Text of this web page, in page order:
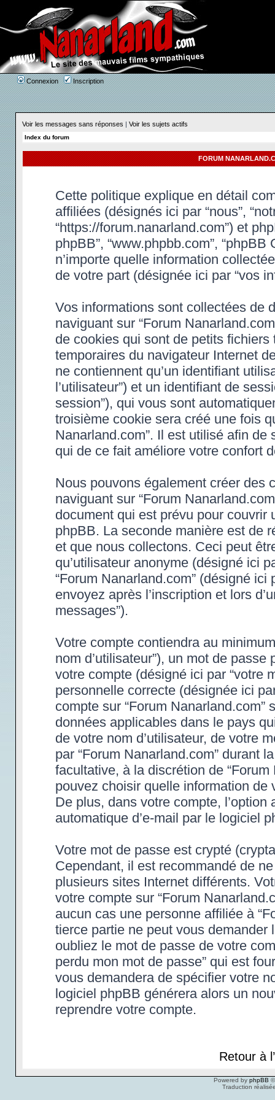
Connexion Inscription
Voir les messages sans réponses | Voir les sujets actifs
Index du forum
FORUM
Cette politique explique en détail
affiliées (désignés ici par “nous”,
“https://forum.nanarland.com”) et
phpBB”, “www.phpbb.com”,
n’importe quelle information
de votre part (désignée ici par “vos
Vos informations sont collectées de
naviguant sur “Forum
de cookies qui sont de petits
temporaires du navigateur Internet
ne contiennent qu’un identifiant
l’utilisateur”) et un identifiant de
session”), qui vous sont
troisième cookie sera créé une fois
Nanarland.com”. Il est utilisé afin
qui de ce fait améliore votre confort
Nous pouvons également créer des
naviguant sur “Forum
document qui est prévu pour
phpBB. La seconde manière est de
et que nous collectons. Ceci peut
qu’utilisateur anonyme (désigné ici
“Forum Nanarland.com” (désigné
envoyez après l’inscription et lors
messages”).
Votre compte contiendra au
nom d’utilisateur”), un mot de
votre compte (désigné ici par “votre
personnelle correcte (désignée ici
compte sur “Forum
données applicables dans le pays
de votre nom d’utilisateur, de votre
par “Forum Nanarland.com” durant
facultative, à la discrétion de
pouvez choisir quelle information
De plus, dans votre compte, l’option
automatique d’e-mail par le logiciel
Votre mot de passe est crypté
Cependant, il est recommandé de
plusieurs sites Internet différents.
votre compte sur “Forum
aucun cas une personne affiliée à
tierce partie ne peut vous
oubliez le mot de passe de votre
perdu mon mot de passe” qui est
vous demandera de spécifier votre
logiciel phpBB générera alors un
reprendre votre compte.
Retour à
Powered by phpBB
Traduction